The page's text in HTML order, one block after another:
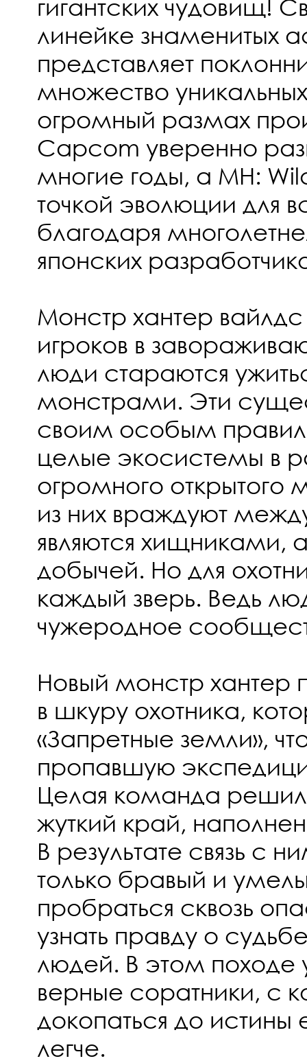
гигантских чудовищ!
линейке знаменитых
представляет
множество
огромный размах
Capcom уверенно
многие годы, а MH:
точкой эволюции для
благодаря
японских
Монстр хантер
игроков в
люди стараются
монстрами. Эти
своим особым
целые экосистемы в
огромного открытого
из них враждуют
являются хищниками,
добычей. Но для
каждый зверь. Ведь
чужеродное
Новый монстр хантер
в шкуру охотника,
«Запретные земли»,
пропавшую
Целая команда
жуткий край,
В результате связь с
только бравый и
пробраться сквозь
узнать правду о
людей. В этом походе
верные соратники, с
докопаться до истины
легче.